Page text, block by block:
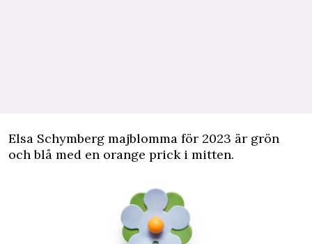
Elsa Schymberg majblomma för 2023 är grön
och blå med en orange prick i mitten.